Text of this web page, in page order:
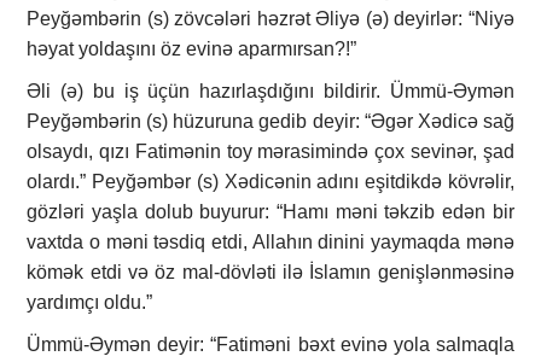
Peyğəmbərin (s) zövcələri həzrət Əliyə (ə) deyirlər: “Niyə
həyat yoldaşını öz evinə aparmırsan?!”
Əli (ə) bu iş üçün hazırlaşdığını bildirir. Ümmü-Əymən
Peyğəmbərin (s) hüzuruna gedib deyir: “Əgər Xədicə sağ
olsaydı, qızı Fatimənin toy mərasimində çox sevinər, şad
olardı.” Peyğəmbər (s) Xədicənin adını eşitdikdə kövrəlir,
gözləri yaşla dolub buyurur: “Hamı məni təkzib edən bir
vaxtda o məni təsdiq etdi, Allahın dinini yaymaqda mənə
kömək etdi və öz mal-dövləti ilə İslamın genişlənməsinə
yardımçı oldu.”
Ümmü-Əymən deyir: “Fatiməni bəxt evinə yola salmaqla